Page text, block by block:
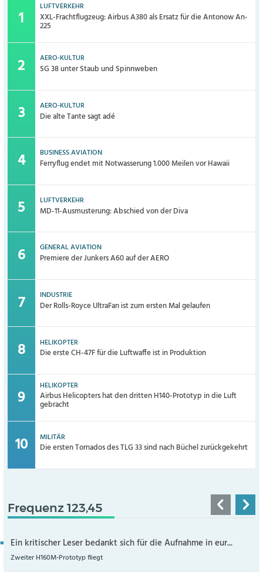
LUFTVERKEHR
XXL-Frachtflugzeug: Airbus A380 als Ersatz für die Antonow An-
225
AERO-KULTUR
SG 38 unter Staub und Spinnweben
AERO-KULTUR
Die alte Tante sagt adé
BUSINESS AVIATION
Ferryflug endet mit Notwasserung 1.000 Meilen vor Hawaii
LUFTVERKEHR
MD-11-Ausmusterung: Abschied von der Diva
GENERAL AVIATION
Premiere der Junkers A60 auf der AERO
INDUSTRIE
Der Rolls-Royce UltraFan ist zum ersten Mal gelaufen
HELIKOPTER
Die erste CH-47F für die Luftwaffe ist in Produktion
HELIKOPTER
Airbus Helicopters hat den dritten H140-Prototyp in die Luft
gebracht
MILITÄR
Die ersten Tornados des TLG 33 sind nach Büchel zurückgekehrt
Frequenz 123,45
Ein kritischer Leser bedankt sich für die Aufnahme in eur...
Zweiter H160M-Prototyp fliegt